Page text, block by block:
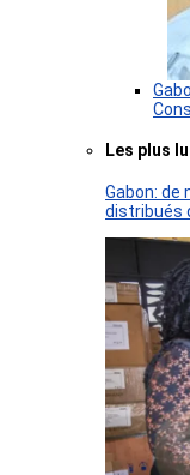
Les plus
Gabon: de
distribués